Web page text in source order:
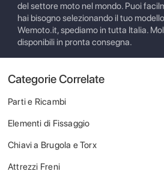
del settore moto nel mondo. Puoi
hai bisogno selezionando il tuo
Wemoto.it, spediamo in tutta Italia.
disponibili in pronta consegna.
Categorie Correlate
Parti e Ricambi
Elementi di Fissaggio
Chiavi a Brugola e Torx
Attrezzi Freni